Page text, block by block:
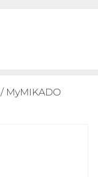
/ MyMIKADO